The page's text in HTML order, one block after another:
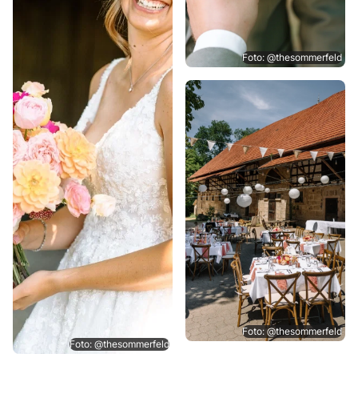
Foto: @thesommerfeld
Foto: @thesommerfeld
Foto: @thesommerfeld